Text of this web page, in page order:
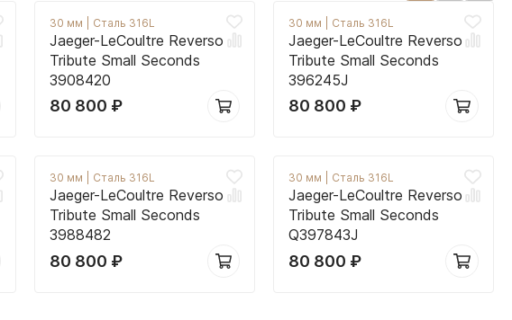
30 мм Сталь 316L
Jaeger-LeCoultre Reverso
Tribute Small Seconds
3908420
80 800 ₽
30 мм Сталь 316L
Jaeger-LeCoultre Reverso
Tribute Small Seconds
396245J
80 800 ₽
30 мм Сталь 316L
Jaeger-LeCoultre Reverso
Tribute Small Seconds
3988482
80 800 ₽
30 мм Сталь 316L
Jaeger-LeCoultre Reverso
Tribute Small Seconds
Q397843J
80 800 ₽